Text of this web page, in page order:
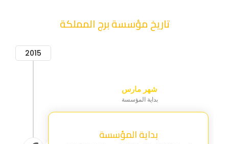
تاريخ مؤسسة برج المملكة
2015
شهر مارس
بداية المؤسسة
بداية المؤسسة